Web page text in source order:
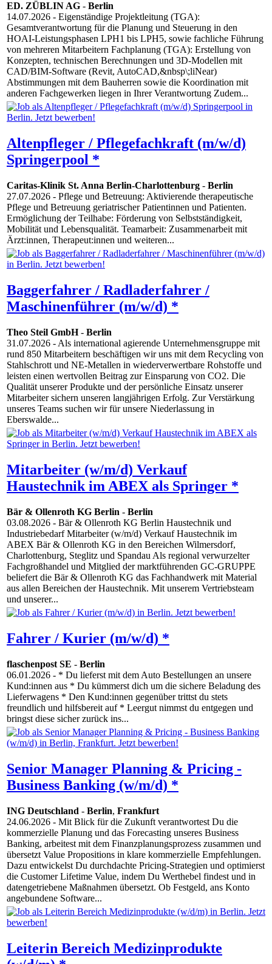
ED. ZÜBLIN AG - Berlin
14.07.2026 - Eigenständige Projektleitung (TGA):
Gesamtverantwortung für die Planung und Steuerung in den
HOAI-Leistungsphasen LPH1 bis LPH5, sowie fachliche Führung
von mehreren Mitarbeitern Fachplanung (TGA): Erstellung von
Konzepten, technischen Berechnungen und 3D-Modellen mit
CAD/BIM-Software (Revit, AutoCAD,&nbsp\;liNear)
Abstimmungen mit dem Bauherren sowie die Koordination mit
anderen Fachgewerken liegen in Ihrer Verantwortung Zudem...
Altenpfleger / Pflegefachkraft (m/w/d)
Springerpool *
Caritas-Klinik St. Anna Berlin-Charlottenburg - Berlin
27.07.2026 - Pflege und Betreuung: Aktivierende therapeutische
Pflege und Betreuung geriatrischer Patientinnen und Patienten.
Ermöglichung der Teilhabe: Förderung von Selbstständigkeit,
Mobilität und Lebensqualität. Teamarbeit: Zusammenarbeit mit
Ärzt:innen, Therapeut:innen und weiteren...
Baggerfahrer / Radladerfahrer /
Maschinenführer (m/w/d) *
Theo Steil GmbH- Berlin
31.07.2026 - Als international agierende Unternehmensgruppe mit
rund 850 Mitarbeitern beschäftigen wir uns mit dem Recycling von
Stahlschrott und NE-Metallen in wiederverwertbare Rohstoffe und
leisten einen wertvollen Beitrag zur Einsparung von CO2. Die
Qualität unserer Produkte und der persönliche Einsatz unserer
Mitarbeiter sichern unseren langjährigen Erfolg. Zur Verstärkung
unseres Teams suchen wir für unsere Niederlassung in
Eberswalde...
Mitarbeiter (w/m/d) Verkauf
Haustechnik im ABEX als Springer *
Bär & Ollenroth KG Berlin - Berlin
03.08.2026 - Bär & Ollenroth KG Berlin Haustechnik und
Industriebedarf Mitarbeiter (w/m/d) Verkauf Haustechnik im
ABEX Bär & Ollenroth KG in den Bereichen Wilmersdorf,
Charlottenburg, Steglitz und Spandau Als regional verwurzelter
Fachgroßhandel und Mitglied der marktführenden GC-GRUPPE
beliefert die Bär & Ollenroth KG das Fachhandwerk mit Material
aus allen Bereichen der Haustechnik. Mit unserem Vertriebsteam
und unserer...
Fahrer / Kurier (m/w/d) *
flaschenpost SE - Berlin
06.01.2026 - * Du lieferst mit dem Auto Bestellungen an unsere
Kund:innen aus * Du kümmerst dich um die sichere Beladung des
Lieferwagens * Den Kund:innen gegenüber trittst du stets
freundlich und hilfsbereit auf * Leergut nimmst du entgegen und
bringst diese sicher zurück ins...
Senior Manager Planning & Pricing -
Business Banking (w/m/d) *
ING Deutschland - Berlin, Frankfurt
24.06.2026 - Mit Blick für die Zukunft verantwortest Du die
kommerzielle Planung und das Forecasting unseres Business
Banking, arbeitest mit dem Finanzplanungsprozess zusammen und
übersetzt Value Propositions in klare kommerzielle Empfehlungen.
Dazu entwickelst Du durchdachte Pricing-Strategien und optimierst
die Customer Lifetime Value, indem Du Werthebel findest und in
datengetriebene Maßnahmen übersetzt. Ob Festgeld, ans Konto
angebundene Software...
Leiterin Bereich Medizinprodukte